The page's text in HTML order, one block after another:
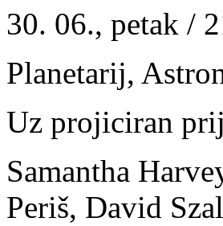
30. 06., petak /
Planetarij,
Uz projiciran
Samantha
Periš, David